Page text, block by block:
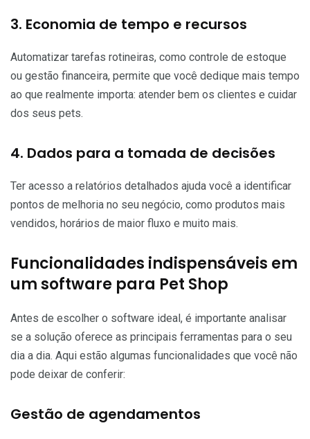
3. Economia de tempo e recursos
Automatizar tarefas rotineiras, como controle de estoque
ou gestão financeira, permite que você dedique mais tempo
ao que realmente importa: atender bem os clientes e cuidar
dos seus pets.
4. Dados para a tomada de decisões
Ter acesso a relatórios detalhados ajuda você a identificar
pontos de melhoria no seu negócio, como produtos mais
vendidos, horários de maior fluxo e muito mais.
Funcionalidades indispensáveis em
um software para Pet Shop
Antes de escolher o software ideal, é importante analisar
se a solução oferece as principais ferramentas para o seu
dia a dia. Aqui estão algumas funcionalidades que você não
pode deixar de conferir:
Gestão de agendamentos